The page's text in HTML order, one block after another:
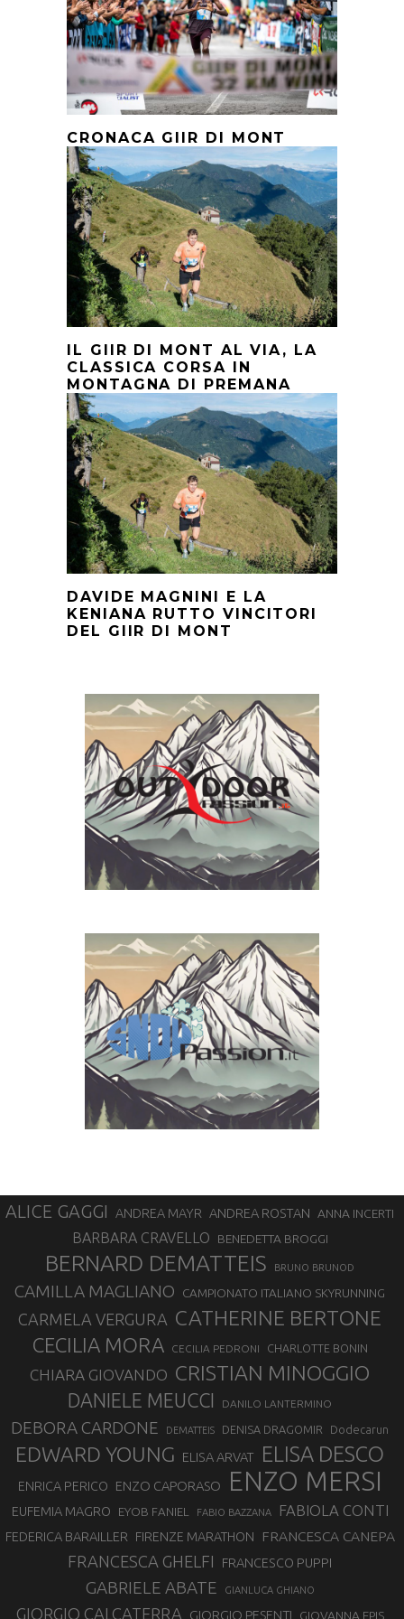
CRONACA GIIR DI MONT
IL GIIR DI MONT AL VIA, LA
CLASSICA CORSA IN
MONTAGNA DI PREMANA
DAVIDE MAGNINI E LA
KENIANA RUTTO VINCITORI
DEL GIIR DI MONT
ALICE GAGGI ANDREA MAYR ANDREA ROSTAN ANNA INCERTI
BARBARA CRAVELLO BENEDETTA BROGGI
BERNARD DEMATTEIS BRUNO BRUNOD
CAMILLA MAGLIANO CAMPIONATO ITALIANO SKYRUNNING
CARMELA VERGURA CATHERINE BERTONE
CECILIA MORA CECILIA PEDRONI CHARLOTTE BONIN
CHIARA GIOVANDO CRISTIAN MINOGGIO
DANIELE MEUCCI DANILO LANTERMINO
DEBORA CARDONE DEMATTEIS DENISA DRAGOMIR Dodecarun
EDWARD YOUNG ELISA ARVAT ELISA DESCO
ENRICA PERICO ENZO CAPORASO ENZO MERSI
EUFEMIA MAGRO EYOB FANIEL FABIO BAZZANA FABIOLA CONTI
FEDERICA BARAILLER FIRENZE MARATHON FRANCESCA CANEPA
FRANCESCA GHELFI FRANCESCO PUPPI
GABRIELE ABATE GIANLUCA GHIANO
GIORGIO CALCATERRA GIORGIO PESENTI GIOVANNA EPIS